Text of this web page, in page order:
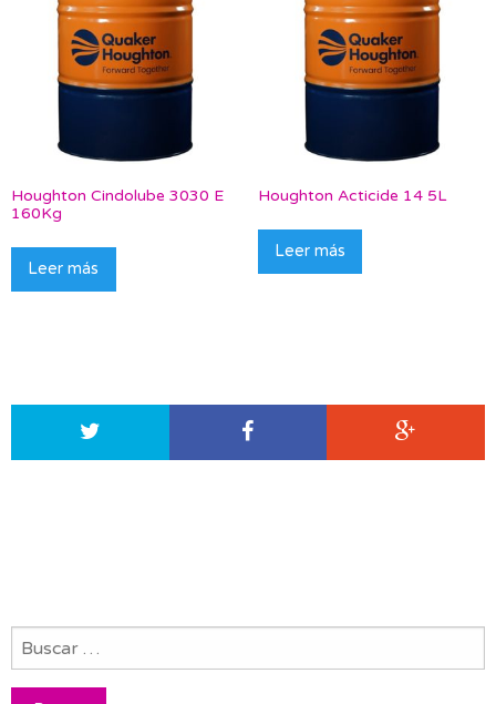
Houghton Cindolube 3030 E
160Kg
Leer más
Houghton Acticide 14 5L
Leer más